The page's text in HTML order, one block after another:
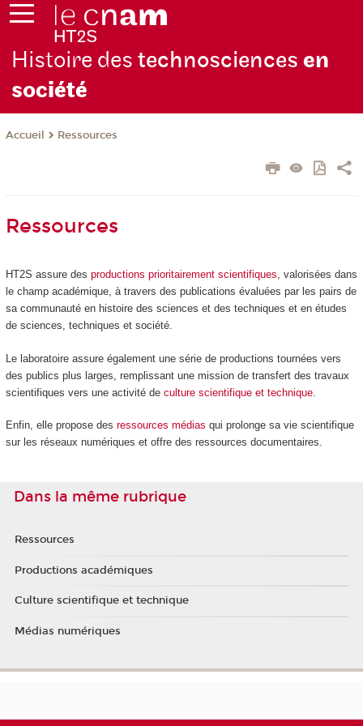
Histoire des technosciences en
société
Accueil Ressources
Ressources
HT2S assure des productions prioritairement scientifiques, valorisées dans
le champ académique, à travers des publications évaluées par les pairs de
sa communauté en histoire des sciences et des techniques et en études
de sciences, techniques et société.
Le laboratoire assure également une série de productions tournées vers
des publics plus larges, remplissant une mission de transfert des travaux
scientifiques vers une activité de culture scientifique et technique.
Enfin, elle propose des ressources médias qui prolonge sa vie scientifique
sur les réseaux numériques et offre des ressources documentaires.
Dans la même rubrique
Ressources
Productions académiques
Culture scientifique et technique
Médias numériques